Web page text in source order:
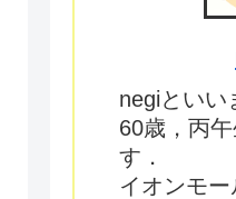
negiといい
60歳，丙
す．
イオンモ